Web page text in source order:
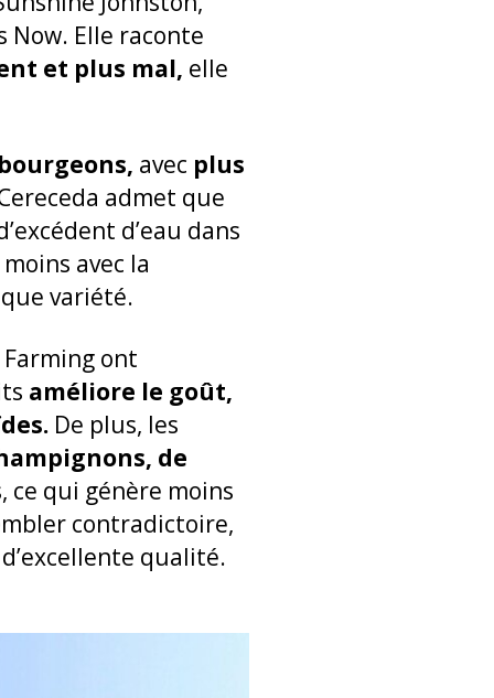
Now. Elle raconte
et plus mal, elle
avec plus
admet que
d’eau dans
avec la
variété.
ont
améliore le goût,
De plus, les
de
qui génère moins
contradictoire,
qualité.